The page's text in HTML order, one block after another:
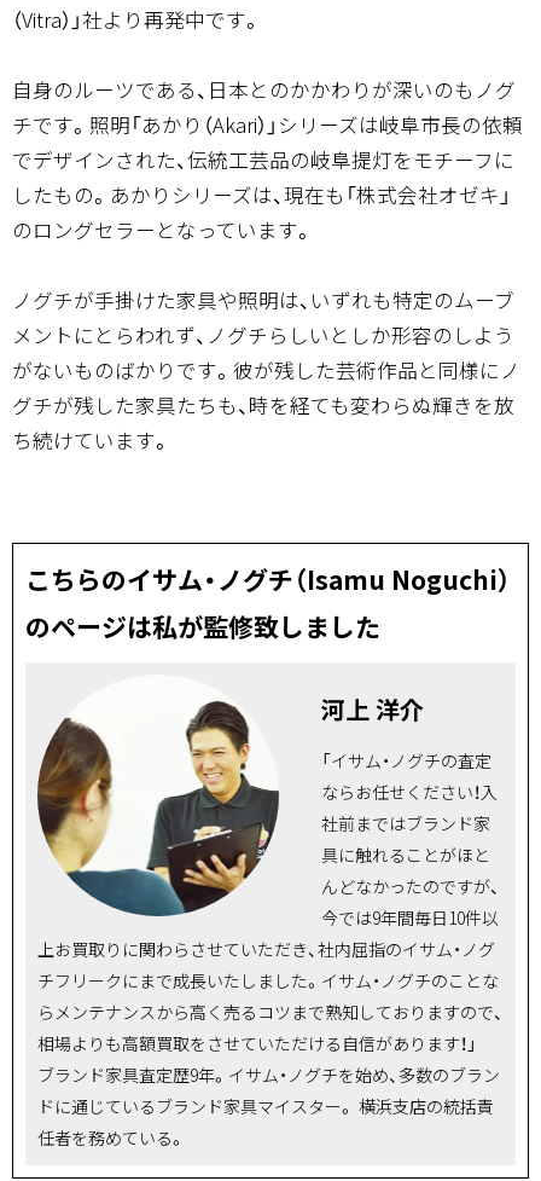
（Vitra）」社より再発中です。
自身のルーツである、日本とのかかわりが深いのもノグ
チです。照明「あかり（Akari）」シリーズは岐阜市長の依頼
でデザインされた、伝統工芸品の岐阜提灯をモチーフに
したもの。あかりシリーズは、現在も「株式会社オゼキ」
のロングセラーとなっています。
ノグチが手掛けた家具や照明は、いずれも特定のムーブ
メントにとらわれず、ノグチらしいとしか形容のしよう
がないものばかりです。彼が残した芸術作品と同様にノ
グチが残した家具たちも、時を経ても変わらぬ輝きを放
ち続けています。
こちらのイサム・ノグチ（Isamu Noguchi）
のページは私が監修致しました
河上 洋介
「イサム・ノグチの査定
ならお任せください！入
社前まではブランド家
具に触れることがほと
んどなかったのですが、
今では9年間毎日10件以
上お買取りに関わらさせていただき、社内屈指のイサム・ノグ
チフリークにまで成長いたしました。イサム・ノグチのことな
らメンテナンスから高く売るコツまで熟知しておりますので、
相場よりも高額買取をさせていただける自信があります！」
ブランド家具査定歴9年。イサム・ノグチを始め、多数のブラン
ドに通じているブランド家具マイスター。 横浜支店の統括責
任者を務めている。